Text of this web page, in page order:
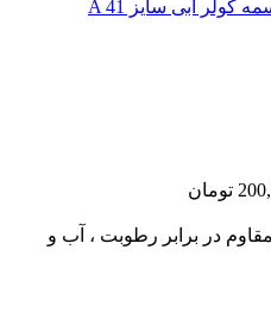
تومان
در برابر رطوبت ، آب و